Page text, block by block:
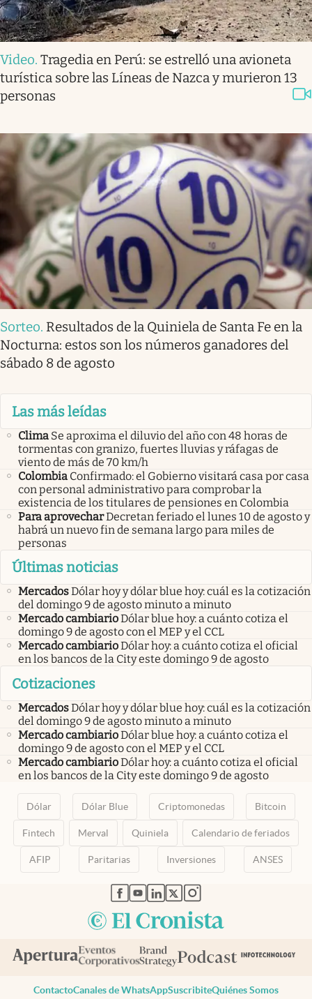
Video. Tragedia en Perú: se estrelló una avioneta
turística sobre las Líneas de Nazca y murieron 13
personas
Sorteo. Resultados de la Quiniela de Santa Fe en la
Nocturna: estos son los números ganadores del
sábado 8 de agosto
Las más leídas
Clima Se aproxima el diluvio del año con 48 horas de
tormentas con granizo, fuertes lluvias y ráfagas de
viento de más de 70 km/h
Colombia Confirmado: el Gobierno visitará casa por casa
con personal administrativo para comprobar la
existencia de los titulares de pensiones en Colombia
Para aprovecharDecretan feriado el lunes 10 de agosto y
habrá un nuevo fin de semana largo para miles de
personas
Últimas noticias
MercadosDólar hoy y dólar blue hoy: cuál es la cotización
del domingo 9 de agosto minuto a minuto
Mercado cambiarioDólar blue hoy: a cuánto cotiza el
domingo 9 de agosto con el MEP y el CCL
Mercado cambiarioDólar hoy: a cuánto cotiza el oficial
en los bancos de la City este domingo 9 de agosto
Cotizaciones
MercadosDólar hoy y dólar blue hoy: cuál es la cotización
del domingo 9 de agosto minuto a minuto
Mercado cambiarioDólar blue hoy: a cuánto cotiza el
domingo 9 de agosto con el MEP y el CCL
Mercado cambiarioDólar hoy: a cuánto cotiza el oficial
en los bancos de la City este domingo 9 de agosto
Dólar Dólar Blue Criptomonedas Bitcoin
Fintech Merval Quiniela Calendario de feriados
AFIP Paritarias Inversiones ANSES
abre en nueva pestaña
abre en nueva pestaña
abre en nueva pestaña
abre en nueva pestaña
abre en nueva pestaña
ContactoCanales de WhatsAppSuscribiteQuiénes Somos